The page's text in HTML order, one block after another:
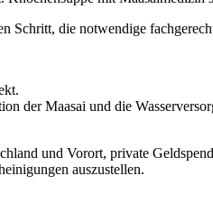
Schritt, die notwendige
der Maasai und die
und Vorort, private
auszustellen.